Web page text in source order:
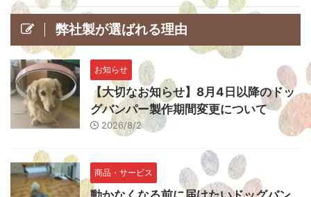
弊社製が選ばれる理由
お知らせ
【大切なお知らせ】8月4日以降のドッ
グバンパー製作期間変更について
2026/8/2
商品・サービス